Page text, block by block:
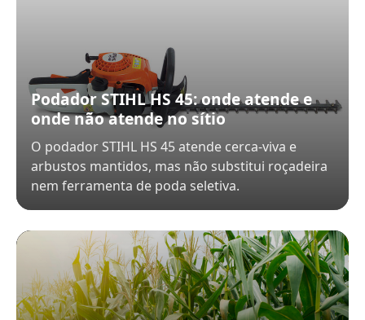
Podador STIHL HS 45: onde atende e
onde não atende no sítio
O podador STIHL HS 45 atende cerca-viva e
arbustos mantidos, mas não substitui roçadeira
nem ferramenta de poda seletiva.